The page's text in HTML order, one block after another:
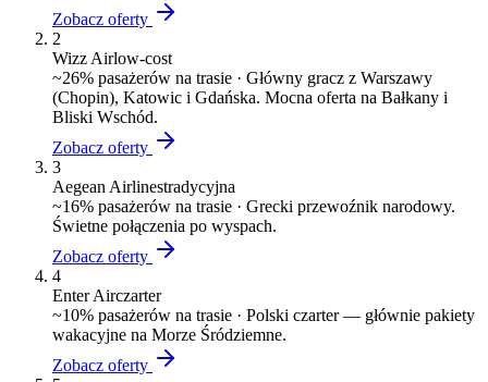
Zobacz oferty
2
Wizz Airlow-cost
~26% pasażerów na trasie · Główny gracz z Warszawy
(Chopin), Katowic i Gdańska. Mocna oferta na Bałkany i
Bliski Wschód.
Zobacz oferty
3
Aegean Airlinestradycyjna
~16% pasażerów na trasie · Grecki przewoźnik narodowy.
Świetne połączenia po wyspach.
Zobacz oferty
4
Enter Airczarter
~10% pasażerów na trasie · Polski czarter — głównie pakiety
wakacyjne na Morze Śródziemne.
Zobacz oferty